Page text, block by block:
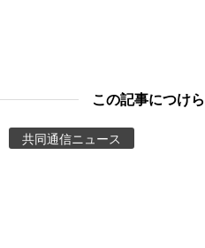
この記事につけ
共同通信ニュース